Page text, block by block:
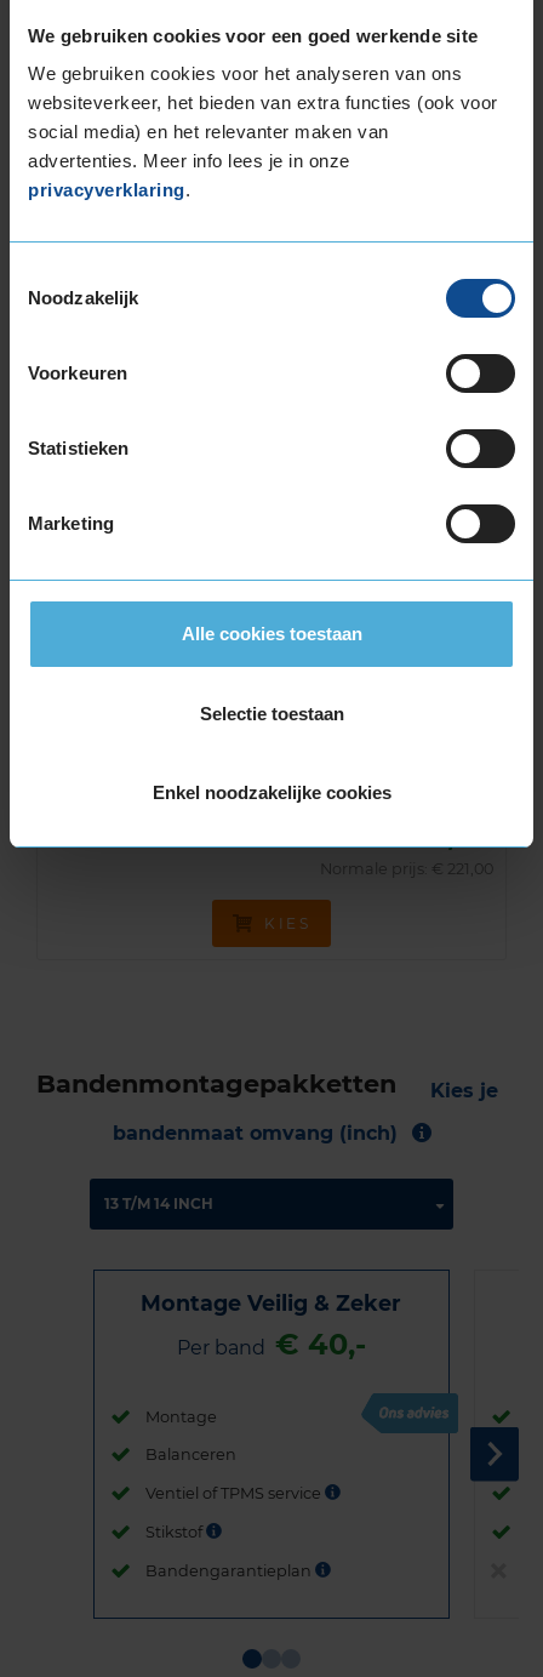
We gebruiken cookies voor een goed werkende site
We gebruiken cookies voor het analyseren van ons
websiteverkeer, het bieden van extra functies (ook voor
social media) en het relevanter maken van
advertenties. Meer info lees je in onze
privacyverklaring.
Noodzakelijk
Voorkeuren
Statistieken
Marketing
Alle cookies toestaan
Selectie toestaan
Enkel noodzakelijke cookies
brandstofefficiëntie-label D, wat overeen komt
met een minder goede brandstofefficiëntie.
In de categorie grip op nat wegdek is deze band
gewaardeerd met een C-label, wat betekent dat
deze band goede grip heeft bij natte
De band heeft een extern rolgeluid van 75 dB
met B-notering, wat betekent dat deze band
Alternatief voor deze band
225/65 R16 112R
Kenmerken:
Normale prijs: € 221,00
KIES
Bandenmontagepakketten
Kies je
bandenmaat omvang (inch)
Montage Veilig & Zeker
Per band € 40,-
Montage
Balanceren
Ventiel of TPMS service
Stikstof
Bandengarantieplan